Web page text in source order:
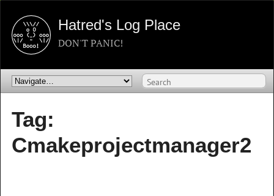
Hatred's Log Place
DON'T PANIC!
Tag:
Cmakeprojectmanager2